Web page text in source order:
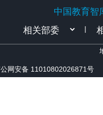
中国教育智
|
网安备 11010802026871号